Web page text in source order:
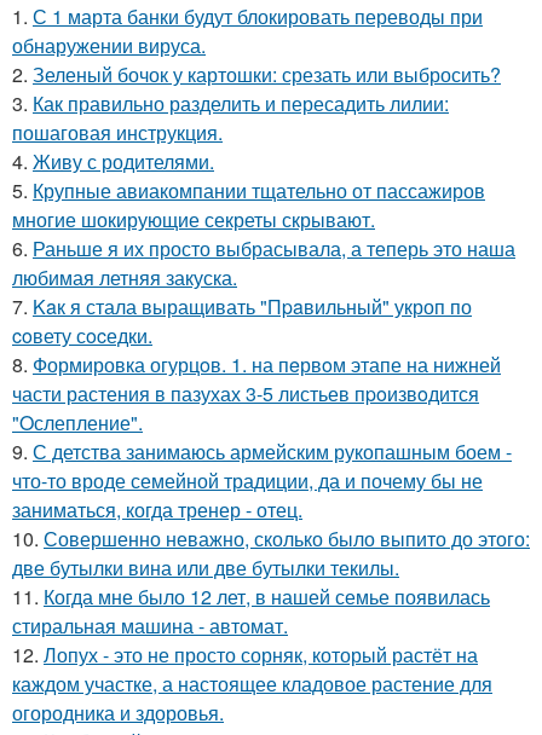
1. С 1 марта банки будут блокировать переводы при
обнаружении вируса.
2. Зеленый бочок у картошки: срезать или выбросить?
3. Как правильно разделить и пересадить лилии:
пошаговая инструкция.
4. Живу с родителями.
5. Крупные авиакомпании тщательно от пассажиров
многие шокирующие секреты скрывают.
6. Раньше я их просто выбрасывала, а теперь это наша
любимая летняя закуска.
7. Kaк я стала выращивать "Пpaвильный" укроп по
coвету сocедки.
8. Формировка огурцoв. 1. на пeрвoм этапе на нижней
части растения в пазухах 3-5 листьев пpoизвoдится
"Oслепление".
9. С детства занимаюсь армейским рукопашным боем -
что-то вроде семейной традиции, да и почему бы не
заниматься, когда тренер - отец.
10. Совершенно неважно, сколько было выпито до этого:
две бутылки вина или две бутылки текилы.
11. Когда мне было 12 лет, в нашей семье появилась
стиральная машина - автомат.
12. Лопух - это не просто сорняк, который растёт на
каждом участке, а настоящее кладовое растение для
огородника и здоровья.